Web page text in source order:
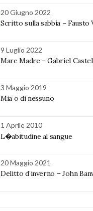
20 Giugno 2022
Scritto sulla sabbia – Fausto
9 Luglio 2022
Mare Madre – Gabriel
3 Maggio 2019
Mia o di nessuno
1 Aprile 2010
L�abitudine al sangue
20 Maggio 2021
Delitto d’inverno – John